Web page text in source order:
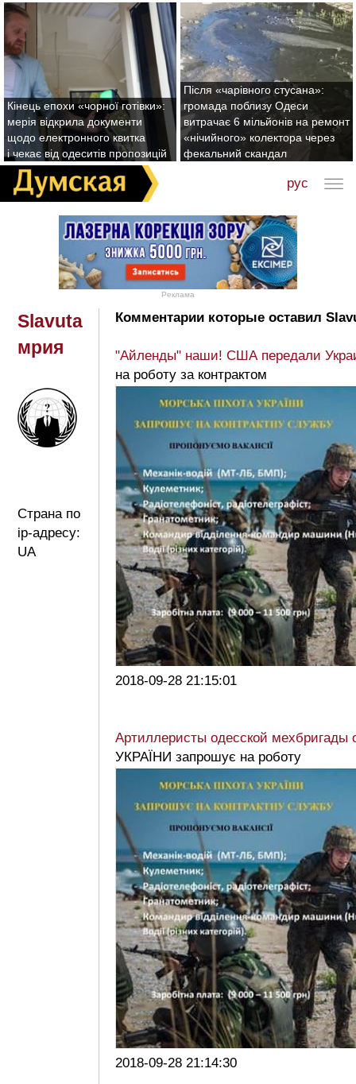
Кінець епохи «чорної готівки»:
мерія відкрила документи
щодо електронного квитка
і чекає від одеситів пропозицій
Після «чарівного стусана»:
громада поблизу Одеси
витрачає 6 мільйонів на ремонт
«нічийного» колектора через
фекальний скандал
рус
Реклама
Slavuta
мрия
Страна по
ip-адресу:
UA
Комментарии которые оставил
"Айленды" наши! США передали
на роботу за контрактом
2018-09-28 21:15:01
Артиллеристы одесской мехбригады
УКРАЇНИ запрошує на роботу
2018-09-28 21:14:30